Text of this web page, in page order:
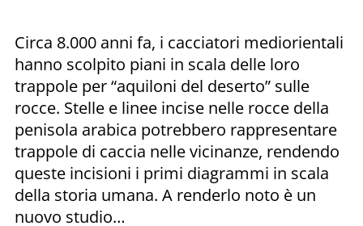
Circa 8.000 anni fa, i cacciatori mediorientali
hanno scolpito piani in scala delle loro
trappole per “aquiloni del deserto” sulle
rocce. Stelle e linee incise nelle rocce della
penisola arabica potrebbero rappresentare
trappole di caccia nelle vicinanze, rendendo
queste incisioni i primi diagrammi in scala
della storia umana. A renderlo noto è un
nuovo studio…